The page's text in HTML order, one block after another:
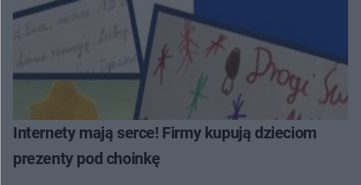
Internety mają serce! Firmy kupują dzieciom
prezenty pod choinkę